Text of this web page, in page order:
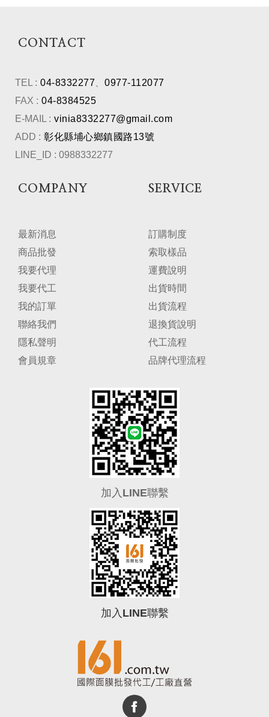
CONTACT
TEL : 04-8332277
0977-112077
FAX : 04-8384525
E-MAIL : vinia8332277@gmail.com
ADD : 彰化縣埔心鄉鎮國路13號
LINE_ID : 0988332277
COMPANY
最新消息
商品批發
我要代理
我要代工
我的訂單
聯絡我們
隱私聲明
會員規章
SERVICE
訂購制度
索取樣品
運費說明
出貨時間
出貨流程
退換貨說明
代工流程
品牌代理流程
加入LINE聯繫
加入LINE聯繫